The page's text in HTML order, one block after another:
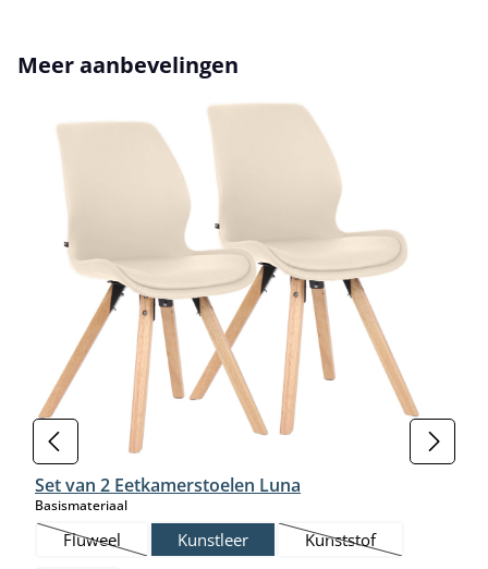
Productgalerij overslaan
Meer aanbevelingen
Set van 2 Eetkamerstoelen Luna
Basismateriaalselect
Fluweel
(Deze optie is momenteel niet beschikbaar.)
Kunstleer Kunststof
(Deze optie is